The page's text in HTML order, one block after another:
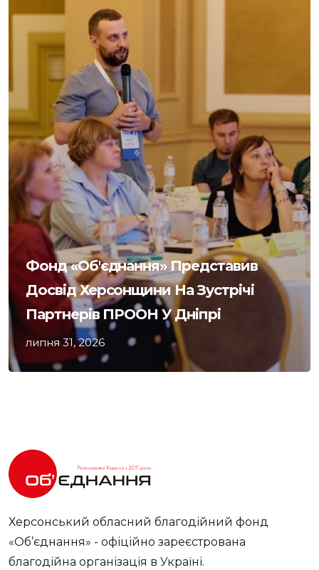
Фонд «Об'єднання» Представив
Досвід Херсонщини На Зустрічі
Партнерів ПРООН У Дніпрі
липня 31, 2026
Херсонський обласний благодійний фонд
«Об’єднання» - офіційно зареєстрована
благодійна організація в Україні.